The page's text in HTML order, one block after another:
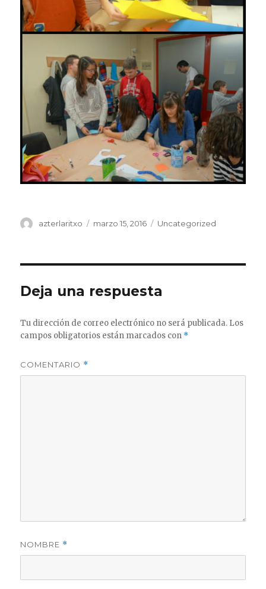
Autor
azterlaritxo
Publicado
marzo 15, 2016 Categorías
Uncategorized
Deja una respuesta
Tu dirección de correo electrónico no será publicada. Los
campos obligatorios están marcados con *
COMENTARIO *
NOMBRE *